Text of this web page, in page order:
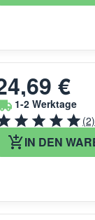
€
1-2 Werktage
(2)
IN DEN